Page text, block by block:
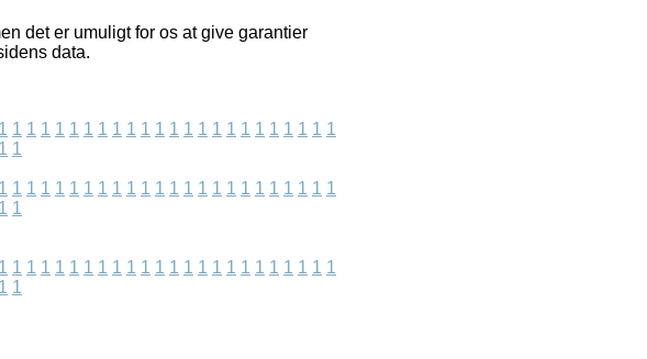
det er umuligt for os at give garantier
data.
1 1 1 1 1 1 1 1 1 1 1 1 1 1 1 1 1 1 1 1 1 1 1 1
1 1
1 1 1 1 1 1 1 1 1 1 1 1 1 1 1 1 1 1 1 1 1 1 1 1
1 1
1 1 1 1 1 1 1 1 1 1 1 1 1 1 1 1 1 1 1 1 1 1 1 1
1 1